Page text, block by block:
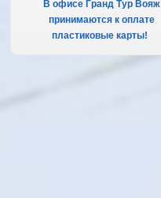
В офисе Гранд Тур Вояж
принимаются к оплате
пластиковые карты!